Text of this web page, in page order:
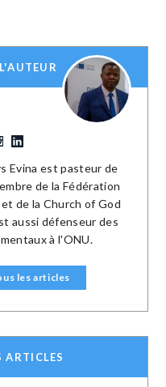
Evina est pasteur de
de la Fédération
de la Church of God
aussi défenseur des
à l'ONU.
les articles
ARTICLES